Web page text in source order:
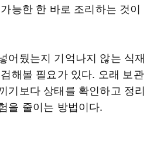
능한 한 바로 조리하는 것이
어뒀는지 기억나지 않는 식재
해볼 필요가 있다. 오래 보관
기보다 상태를 확인하고 정리
을 줄이는 방법이다.